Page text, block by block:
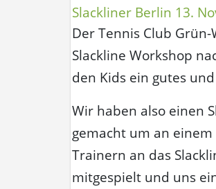
Slackliner Berlin 13.
Der Tennis Club
Slackline Workshop
den Kids ein gutes
Wir haben also einen
gemacht um an
Trainern an das
mitgespielt und uns